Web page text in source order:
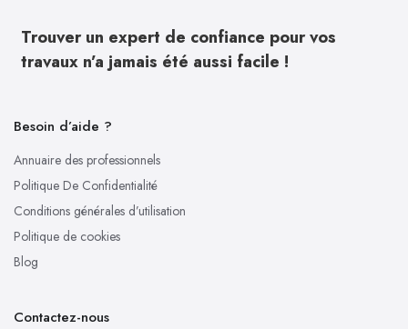
Trouver un expert de confiance pour vos
travaux n’a jamais été aussi facile !
Besoin d’aide ?
Annuaire des professionnels
Politique De Confidentialité
Conditions générales d’utilisation
Politique de cookies
Blog
Contactez-nous